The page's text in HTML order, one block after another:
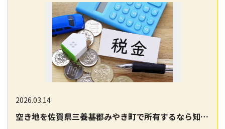
2026.03.14
空き地を佐賀県三養基郡みやき町で所有するなら知っておきたい税金の賢い管理法